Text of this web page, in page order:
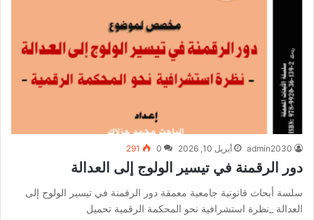
admin2030 أبريل 10, 2026 0
291
دور الرقمنة في تيسير الولوج إلى العدالة
سلسة أبحاث قانونية جامعية معمقة دور الرقمنة في تيسير الولوج إلى
العدالة _نظرة استشرافية نحو المحكمة الرقمية تحميل